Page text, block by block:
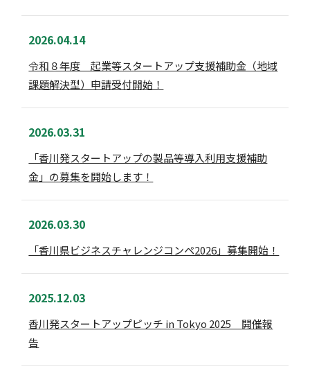
2026.04.14
令和８年度 起業等スタートアップ支援補助金（地域
課題解決型）申請受付開始！
2026.03.31
「香川発スタートアップの製品等導入利用支援補助
金」の募集を開始します！
2026.03.30
「香川県ビジネスチャレンジコンペ2026」募集開始！
2025.12.03
香川発スタートアップピッチ in Tokyo 2025 開催報
告